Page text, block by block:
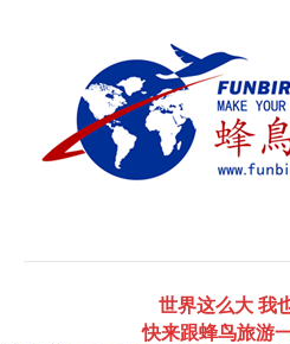
世界这么大 我
快来跟蜂鸟旅游